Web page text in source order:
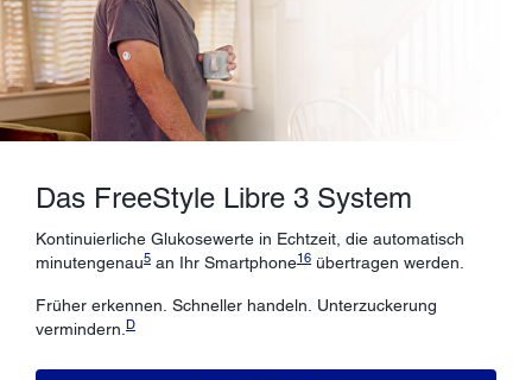
Das FreeStyle Libre 3 System
Kontinuierliche Glukosewerte in Echtzeit, die automatisch
minutengenau5 an Ihr Smartphone16 übertragen werden.
Früher erkennen. Schneller handeln. Unterzuckerung
vermindern. D